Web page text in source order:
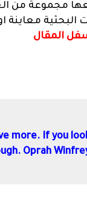
مجموعة من
معاينة
المقال
more. If you
Oprah